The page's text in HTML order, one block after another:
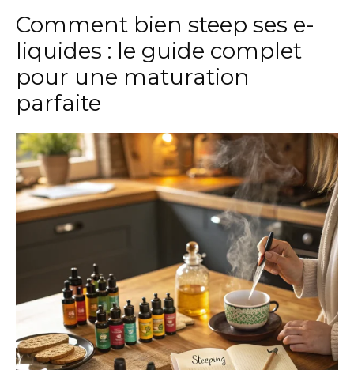
Comment bien steep ses e-
liquides : le guide complet
pour une maturation
parfaite